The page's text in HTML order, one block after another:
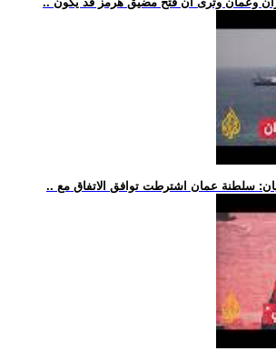
سلطنة عمان اشترطت توافق الاتفاق مع